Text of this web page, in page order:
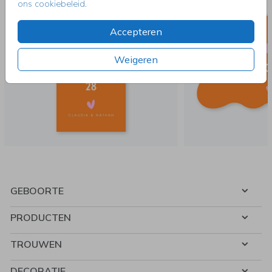
ons cookiebeleid.
Accepteren
Weigeren
GEBOORTE
PRODUCTEN
TROUWEN